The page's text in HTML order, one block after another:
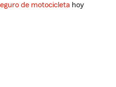
de motocicleta hoy